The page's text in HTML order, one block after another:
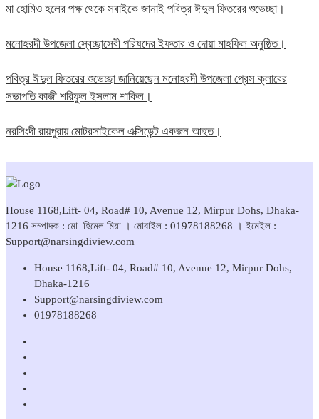
মা হোমিও হলের পক্ষ থেকে সবাইকে জানাই পবিত্র ঈদুল ফিতরের শুভেচ্ছা।
মনোহরদী উপজেলা স্বেচ্ছাসেবী পরিষদের ইফতার ও দোয়া মাহফিল অনুষ্ঠিত।
পবিত্র ঈদুল ফিতরের শুভেচ্ছা জানিয়েছেন মনোহরদী উপজেলা প্রেস ক্লাবের
সভাপতি কাজী শরিফুল ইসলাম শাকিল।
নরসিংদী রায়পুরায় মোটরসাইকেল এক্সিডেন্ট একজন আহত।
House 1168,Lift- 04, Road# 10, Avenue 12, Mirpur Dohs, Dhaka-
1216 সম্পাদক : মো হিমেল মিয়া । মোবাইল : 01978188268 । ইমেইল :
Support@narsingdiview.com
House 1168,Lift- 04, Road# 10, Avenue 12, Mirpur Dohs,
Dhaka-1216
Support@narsingdiview.com
01978188268